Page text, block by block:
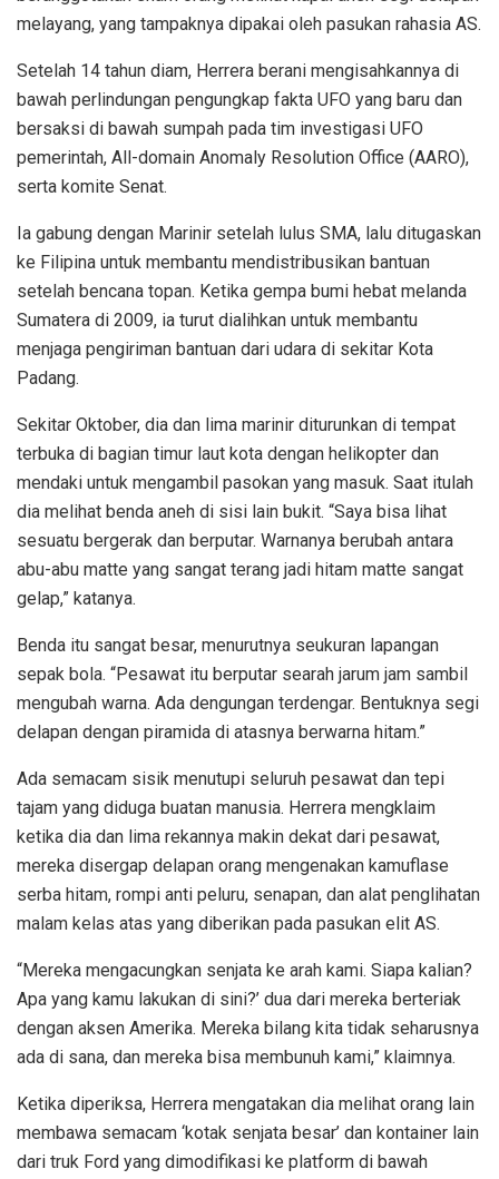
melayang, yang tampaknya dipakai oleh pasukan rahasia AS.
Setelah 14 tahun diam, Herrera berani mengisahkannya di
bawah perlindungan pengungkap fakta UFO yang baru dan
bersaksi di bawah sumpah pada tim investigasi UFO
pemerintah, All-domain Anomaly Resolution Office (AARO),
serta komite Senat.
Ia gabung dengan Marinir setelah lulus SMA, lalu ditugaskan
ke Filipina untuk membantu mendistribusikan bantuan
setelah bencana topan. Ketika gempa bumi hebat melanda
Sumatera di 2009, ia turut dialihkan untuk membantu
menjaga pengiriman bantuan dari udara di sekitar Kota
Padang.
Sekitar Oktober, dia dan lima marinir diturunkan di tempat
terbuka di bagian timur laut kota dengan helikopter dan
mendaki untuk mengambil pasokan yang masuk. Saat itulah
dia melihat benda aneh di sisi lain bukit. “Saya bisa lihat
sesuatu bergerak dan berputar. Warnanya berubah antara
abu-abu matte yang sangat terang jadi hitam matte sangat
gelap,” katanya.
Benda itu sangat besar, menurutnya seukuran lapangan
sepak bola. “Pesawat itu berputar searah jarum jam sambil
mengubah warna. Ada dengungan terdengar. Bentuknya segi
delapan dengan piramida di atasnya berwarna hitam.”
Ada semacam sisik menutupi seluruh pesawat dan tepi
tajam yang diduga buatan manusia. Herrera mengklaim
ketika dia dan lima rekannya makin dekat dari pesawat,
mereka disergap delapan orang mengenakan kamuflase
serba hitam, rompi anti peluru, senapan, dan alat penglihatan
malam kelas atas yang diberikan pada pasukan elit AS.
“Mereka mengacungkan senjata ke arah kami. Siapa kalian?
Apa yang kamu lakukan di sini?’ dua dari mereka berteriak
dengan aksen Amerika. Mereka bilang kita tidak seharusnya
ada di sana, dan mereka bisa membunuh kami,” klaimnya.
Ketika diperiksa, Herrera mengatakan dia melihat orang lain
membawa semacam ‘kotak senjata besar’ dan kontainer lain
dari truk Ford yang dimodifikasi ke platform di bawah